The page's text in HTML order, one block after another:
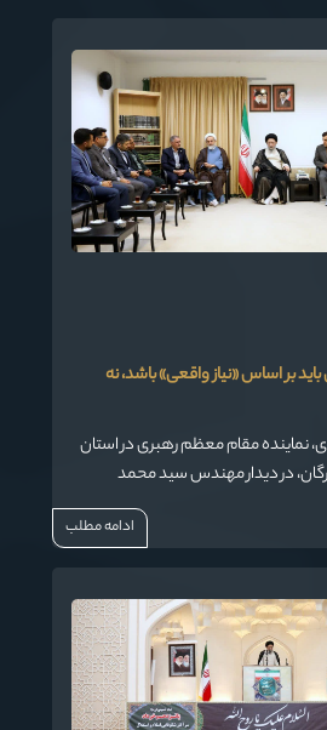
بر اساس «نیاز واقعی» باشد، نه
نماینده مقام معظم رهبری در استان
در دیدار مهندس سید محمد
ملی پخش فرآورده‌های نفتی منطقه
با ایشان، بر لزوم بازنگری در شیوه
ادامه مطلب